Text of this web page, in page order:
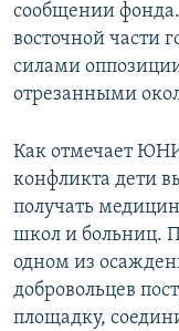
сообщении
восточной части
силами
отрезанными
Как отмечает
конфликта дети
получать
школ и больниц.
одном из
добровольцев
площадку,